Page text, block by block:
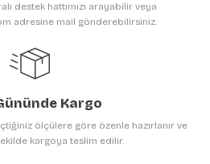
Gönder
destek hattımızı arayabilir veya
adresine mail gönderebilirsiniz.
Kargo
ölçülere göre özenle hazırlanır ve
kargoya teslim edilir.